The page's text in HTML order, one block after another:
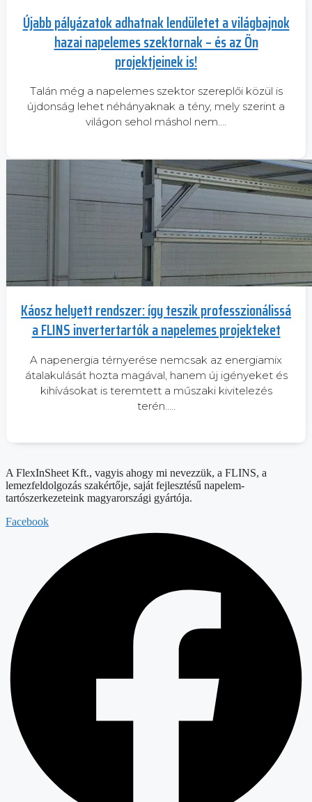
Újabb pályázatok adhatnak lendületet a világbajnok
hazai napelemes szektornak – és az Ön
projektjeinek is!
Talán még a napelemes szektor szereplői közül is
újdonság lehet néhányaknak a tény, mely szerint a
világon sehol máshol nem….
Káosz helyett rendszer: így teszik professzionálissá
a FLINS invertertartók a napelemes projekteket
A napenergia térnyerése nemcsak az energiamix
átalakulását hozta magával, hanem új igényeket és
kihívásokat is teremtett a műszaki kivitelezés
terén…..
A FlexInSheet Kft., vagyis ahogy mi nevezzük, a FLINS, a
lemezfeldolgozás szakértője, saját fejlesztésű napelem-
tartószerkezeteink magyarországi gyártója.
Facebook